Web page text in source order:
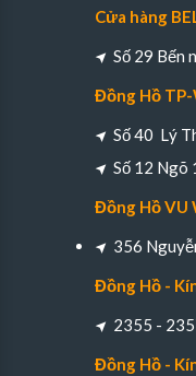
Cửa hàng
Số 29 Bến
Đồng Hồ TP-
Số 40 Lý
Số 12 Ngõ
Đồng Hồ VU
356
Đồng Hồ -
2355 -
Đồng Hồ -